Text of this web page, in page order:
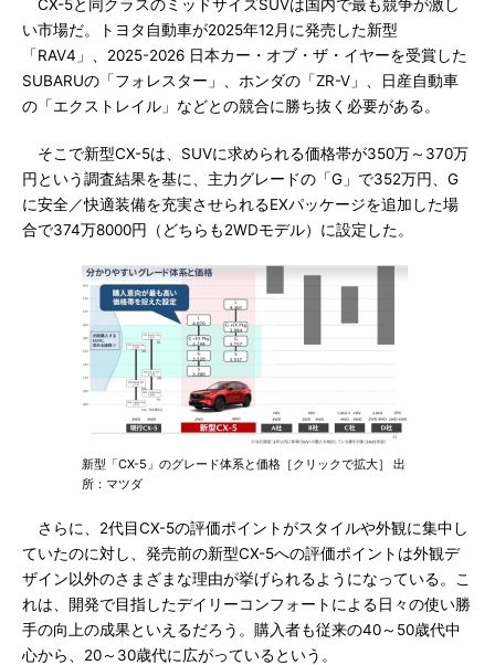
CX-5と同クラスのミッドサイズSUVは国内で最も競争が激し
い市場だ。トヨタ自動車が2025年12月に発売した新型
「RAV4」、2025-2026 日本カー・オブ・ザ・イヤーを受賞した
SUBARUの「フォレスター」、ホンダの「ZR-V」、日産自動車
の「エクストレイル」などとの競合に勝ち抜く必要がある。
そこで新型CX-5は、SUVに求められる価格帯が350万～370万
円という調査結果を基に、主力グレードの「G」で352万円、G
に安全／快適装備を充実させられるEXパッケージを追加した場
合で374万8000円（どちらも2WDモデル）に設定した。
新型「CX-5」のグレード体系と価格［クリックで拡大］ 出
所：マツダ
さらに、2代目CX-5の評価ポイントがスタイルや外観に集中し
ていたのに対し、発売前の新型CX-5への評価ポイントは外観デ
ザイン以外のさまざまな理由が挙げられるようになっている。こ
れは、開発で目指したデイリーコンフォートによる日々の使い勝
手の向上の成果といえるだろう。購入者も従来の40～50歳代中
心から、20～30歳代に広がっているという。